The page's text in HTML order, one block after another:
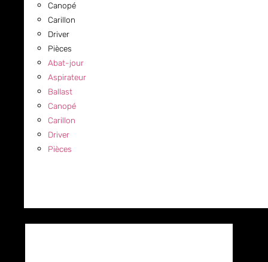
Canopé
Carillon
Driver
Pièces
Abat-jour
Aspirateur
Ballast
Canopé
Carillon
Driver
Pièces